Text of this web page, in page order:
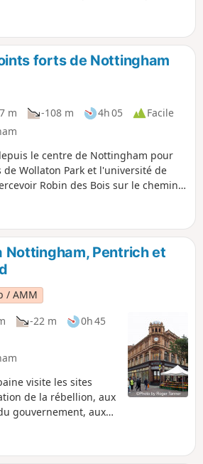
Bramley original, planté en 1809,
Ier y a passé sa dernière nuit
Londres pour être exécuté. Lord
ici. L'hospice situé à la périphérie
appartenant au National
forts de Nottingham
m -108 m 4h 05
Facile
le centre de Nottingham pour
de Wollaton Park et l'université de
Robin des Bois sur le chemin
Nottingham, Pentrich et
/ AMM
-22 m
0h 45
visite les sites
de la rébellion, aux
gouvernement, aux
s'agit
des Pentrich